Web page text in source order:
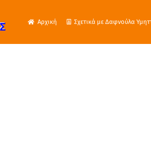
Αρχική Σχετικά με Δαφνούλα